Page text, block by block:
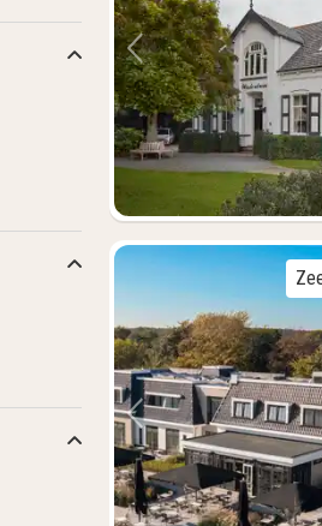
Vorige foto
Vorige foto